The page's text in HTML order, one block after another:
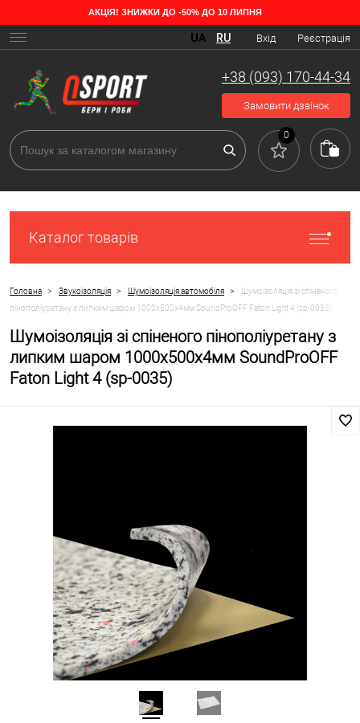
АКЦІЯ! ЗНИЖКИ ДО -50% ДО 10 ЛИПНЯ
Вхід Реєстрація
UA RU
+38 (093) 170-44-34
Замовити дзвінок
0
Каталог товарів
Головна > Звукоізоляція > Шумоізоляція автомобіля >
Шумоізоляція зі спіненого
пінополіуретану з липким шаром 1000х500х4мм SoundProOFF Faton Light 4 (sp-0035)
Шумоізоляція зі спіненого пінополіуретану з
липким шаром 1000х500х4мм SoundProOFF
Faton Light 4 (sp-0035)